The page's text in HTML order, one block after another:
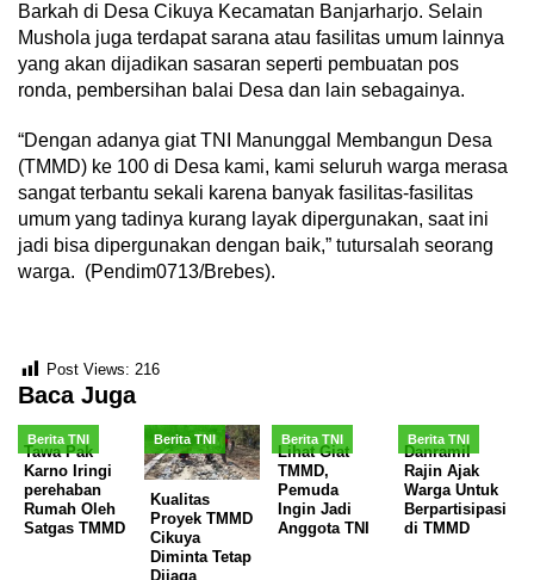
Barkah di Desa Cikuya Kecamatan Banjarharjo. Selain
Mushola juga terdapat sarana atau fasilitas umum lainnya
yang akan dijadikan sasaran seperti pembuatan pos
ronda, pembersihan balai Desa dan lain sebagainya.
“Dengan adanya giat TNI Manunggal Membangun Desa
(TMMD) ke 100 di Desa kami, kami seluruh warga merasa
sangat terbantu sekali karena banyak fasilitas-fasilitas
umum yang tadinya kurang layak dipergunakan, saat ini
jadi bisa dipergunakan dengan baik,” tutursalah seorang
warga. (Pendim0713/Brebes).
Post Views: 216
Baca Juga
Berita TNI
Tawa Pak
Karno Iringi
perehaban
Rumah Oleh
Satgas TMMD
Berita TNI
Kualitas
Proyek TMMD
Cikuya
Diminta Tetap
Dijaga
Berita TNI
Lihat Giat
TMMD,
Pemuda
Ingin Jadi
Anggota TNI
Berita TNI
Danramil
Rajin Ajak
Warga Untuk
Berpartisipasi
di TMMD